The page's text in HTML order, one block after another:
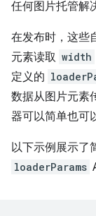
任何图片托管解
在发布时，这些
元素读取 width
定义的
数据从图片元素
器可以简单也可
以下示例展示了
loaderParams